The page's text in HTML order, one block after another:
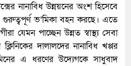
নানাবিধ উন্নয়নের অংশ হিসেবে
গুরুত্বপূর্ণ ভ’মিকা বহন করছে। এতে
যেমন পাচ্ছেন উন্নত স্বাস্থ্য সেবা
দালালদের নানাবিধ খপ্পর
এ ধরণের উদ্যেগকে সাধুবাদ